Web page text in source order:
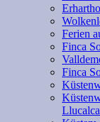
Ferien
Finca
Finca